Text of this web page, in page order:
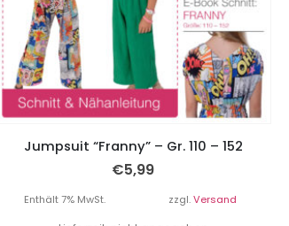
Jumpsuit “Franny” – Gr. 110 – 152
€5,99
Enthält 7% MwSt. zzgl.Versand